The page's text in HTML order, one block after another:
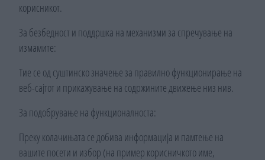
корисникот.
За безбедност и поддршка на механизми за спречување на
измамите:
Тие се од суштинско значење за правилно функционирање на
веб-сајтот и прикажување на содржините движење низ нив.
За подобрување на функционалноста:
Преку колачињата се добива информација и памтење на
вашите посети и избор (на пример корисничкото име,